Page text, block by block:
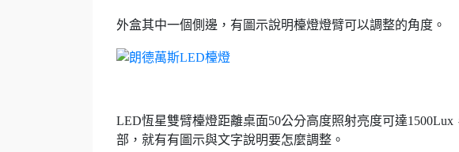
外盒其中一個側邊，有圖示說明檯燈燈臂可以調整的角度。
LED恆星雙臂檯燈距離桌面50公分高度照射亮度可達
部，就有有圖示與文字說明要怎麼調整。